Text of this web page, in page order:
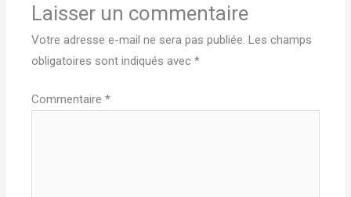
Laisser un commentaire
Votre adresse e-mail ne sera pas publiée. Les champs
obligatoires sont indiqués avec*
Commentaire*